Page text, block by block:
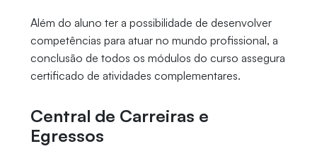
Além do aluno ter a possibilidade de desenvolver
competências para atuar no mundo profissional, a
conclusão de todos os módulos do curso assegura
certificado de atividades complementares.
Central de Carreiras e
Egressos